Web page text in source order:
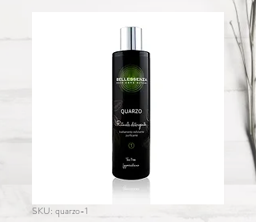
SKU: quarzo-1